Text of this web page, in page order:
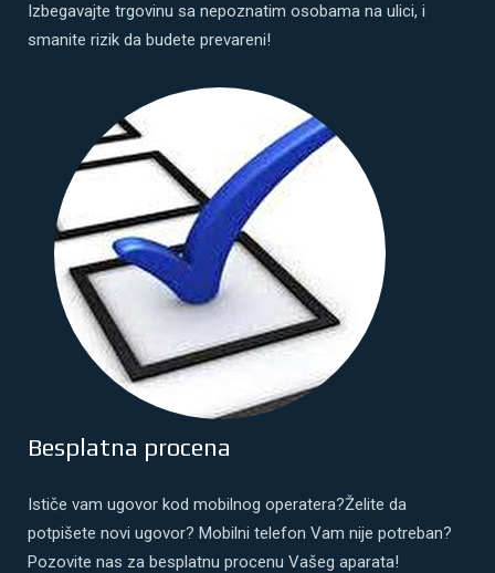
Izbegavajte trgovinu sa nepoznatim osobama na ulici, i
smanite rizik da budete prevareni!
Besplatna procena
Ističe vam ugovor kod mobilnog operatera?Želite da
potpišete novi ugovor? Mobilni telefon Vam nije potreban?
Pozovite nas za besplatnu procenu Vašeg aparata!